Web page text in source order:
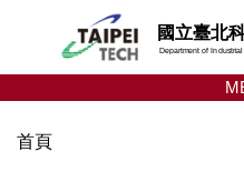
主
要
容
國立臺北
Department of
首頁